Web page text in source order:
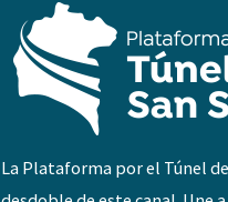
La Plataforma por el Túnel